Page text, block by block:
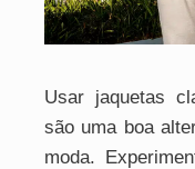
Usar jaquetas
são uma boa
moda.